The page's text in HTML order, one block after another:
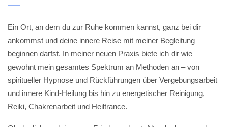
Ein Ort, an dem du zur Ruhe kommen kannst, ganz bei dir
ankommst und deine innere Reise mit meiner Begleitung
beginnen darfst. In meiner neuen Praxis biete ich dir wie
gewohnt mein gesamtes Spektrum an Methoden an – von
spiritueller Hypnose und Rückführungen über Vergebungsarbeit
und innere Kind-Heilung bis hin zu energetischer Reinigung,
Reiki, Chakrenarbeit und Heiltrance.